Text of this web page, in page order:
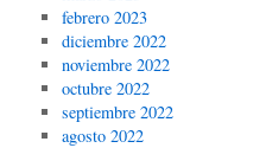
febrero 2023
diciembre 2022
noviembre 2022
octubre 2022
septiembre 2022
agosto 2022